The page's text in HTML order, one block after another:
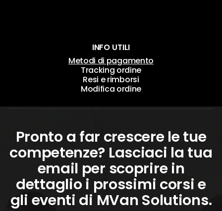
INFO UTILI
Metodi di pagamento
Tracking ordine
Resi e rimborsi
Modifica ordine
Pronto a far crescere le tue
competenze? Lasciaci la tua
email per scoprire in
dettaglio i prossimi corsi e
gli eventi di MVan Solutions.